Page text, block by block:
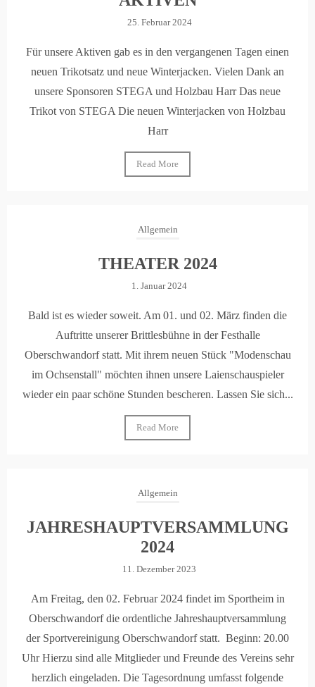
25. Februar 2024
Für unsere Aktiven gab es in den vergangenen Tagen einen
neuen Trikotsatz und neue Winterjacken. Vielen Dank an
unsere Sponsoren STEGA und Holzbau Harr Das neue
Trikot von STEGA Die neuen Winterjacken von Holzbau
Harr
Read More
Allgemein
THEATER 2024
1. Januar 2024
Bald ist es wieder soweit. Am 01. und 02. März finden die
Auftritte unserer Brittlesbühne in der Festhalle
Oberschwandorf statt. Mit ihrem neuen Stück "Modenschau
im Ochsenstall" möchten ihnen unsere Laienschauspieler
wieder ein paar schöne Stunden bescheren. Lassen Sie sich...
Read More
Allgemein
JAHRESHAUPTVERSAMMLUNG
2024
11. Dezember 2023
Am Freitag, den 02. Februar 2024 findet im Sportheim in
Oberschwandorf die ordentliche Jahreshauptversammlung
der Sportvereinigung Oberschwandorf statt. Beginn: 20.00
Uhr Hierzu sind alle Mitglieder und Freunde des Vereins sehr
herzlich eingeladen. Die Tagesordnung umfasst folgende